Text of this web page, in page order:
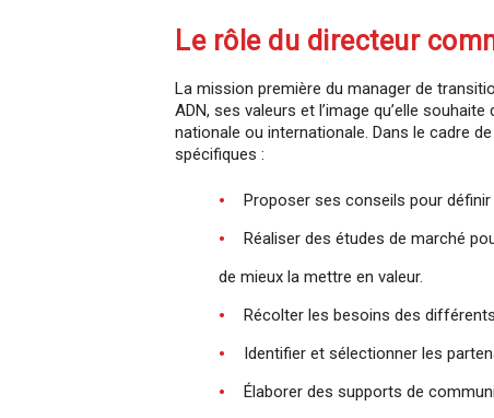
Le rôle du directeur
La mission première du manager de
ADN, ses valeurs et l’image qu’elle
nationale ou internationale. Dans le cadre
spécifiques :
Proposer ses conseils pour définir
Réaliser des études de marché
de mieux la mettre en valeur.
Récolter les besoins des
Identifier et sélectionner les
Élaborer des supports de